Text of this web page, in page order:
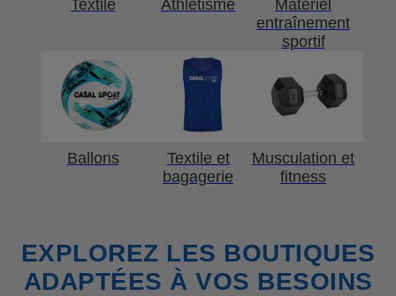
Textile Athlétisme
Matériel
entraînement
sportif
Ballons
Textile et
bagagerie
Musculation et
fitness
EXPLOREZ LES BOUTIQUES
ADAPTÉES À VOS BESOINS